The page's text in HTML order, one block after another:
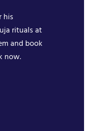
his
rituals at
and book
now.